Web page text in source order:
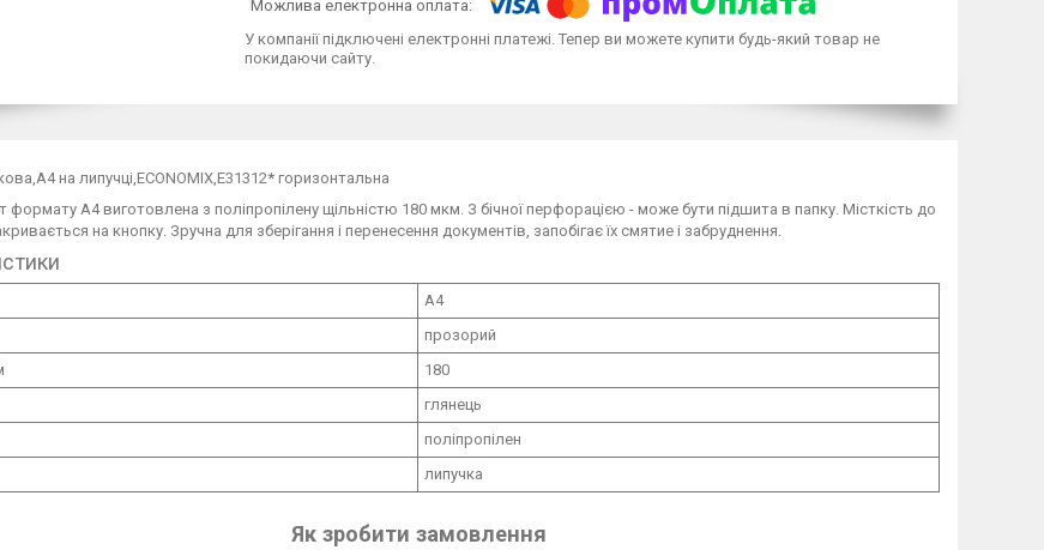
У компанії підключені електронні платежі. Тепер ви можете купити будь-який товар не
покидаючи сайту.
на липучці,ECONOMIX,E31312* горизонтальна
формату А4 виготовлена з поліпропілену щільністю 180 мкм. З бічної перфорацією - може бути підшита в папку. Місткість до
на кнопку. Зручна для зберігання і перенесення документів, запобігає їх смятие і забруднення.
A4
прозорий
180
глянець
поліпропілен
липучка
Як зробити замовлення